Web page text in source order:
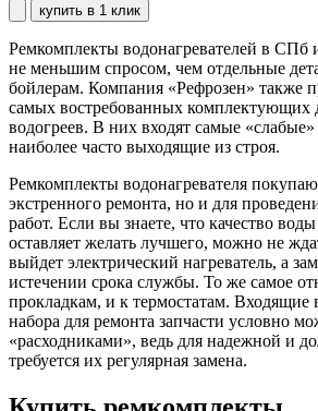
купить в 1 клик
Ремкомплекты водонагревателей в СПб
не меньшим спросом, чем отдельные
бойлерам. Компания «Рефрозен» также
самых востребованных комплектующих
водогреев. В них входят самые «слабые»
наиболее часто выходящие из строя.
Ремкомплекты водонагревателя
экстренного ремонта, но и для
работ. Если вы знаете, что качество
оставляет желать лучшего, можно не
выйдет электрический нагреватель, а
истечении срока службы. То же самое
прокладкам, и к термостатам. Входящие
набора для ремонта запчасти условно
«расходниками», ведь для надежной и
требуется их регулярная замена.